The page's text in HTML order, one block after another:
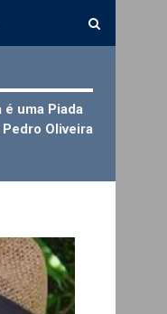
é uma Piada
Oliveira